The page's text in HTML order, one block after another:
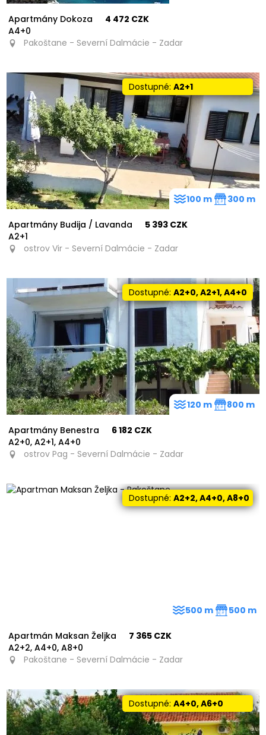
Apartmány Dokoza
A4+0
4 472 CZK
Pakoštane - Severní Dalmácie - Zadar
Dostupné:A2+1
Apartmány Budija / Lavanda
A2+1
5 393 CZK
ostrov Vir - Severní Dalmácie - Zadar
100 m 300 m
Dostupné:A2+0, A2+1, A4+0
Apartmány Benestra
A2+0, A2+1, A4+0
6 182 CZK
ostrov Pag - Severní Dalmácie - Zadar
120 m 800 m
Dostupné:A2+2, A4+0, A8+0
Apartmán Maksan Željka
A2+2, A4+0, A8+0
7 365 CZK
Pakoštane - Severní Dalmácie - Zadar
500 m 500 m
Dostupné:A4+0, A6+0